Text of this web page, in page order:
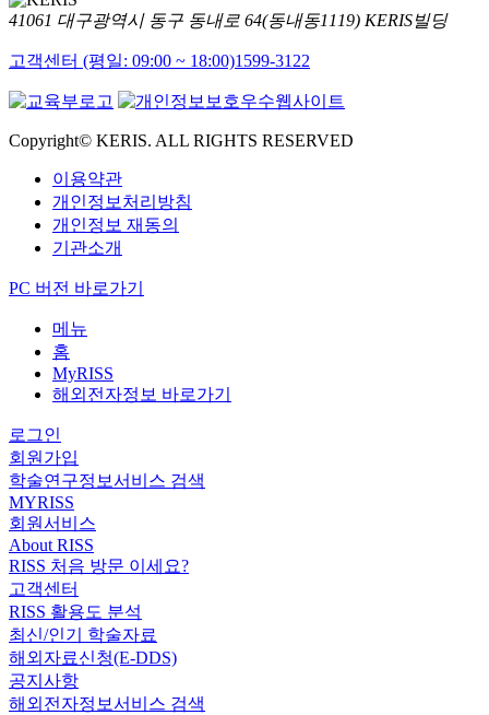
41061 대구광역시 동구 동내로 64(동내동1119) KERIS빌딩
고객센터 (평일: 09:00 ~ 18:00)1599-3122
Copyright© KERIS. ALL RIGHTS RESERVED
이용약관
개인정보처리방침
개인정보 재동의
기관소개
PC 버전 바로가기
메뉴
홈
MyRISS
해외전자정보 바로가기
로그인
회원가입
학술연구정보서비스 검색
MYRISS
회원서비스
About RISS
RISS 처음 방문 이세요?
고객센터
RISS 활용도 분석
최신/인기 학술자료
해외자료신청(E-DDS)
공지사항
해외전자정보서비스 검색